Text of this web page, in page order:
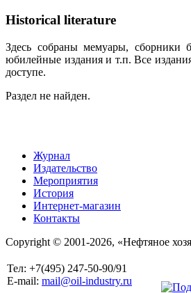
Historical literature
Здесь собраны мемуары, сборники
юбилейные издания и т.п. Все
доступе.
Раздел не найден.
Журнал
Издательство
Мероприятия
История
Интернет-магазин
Контакты
Copyright © 2001-2026, «Нефтяное
Тел: +7(495) 247-50-90/91
E-mail: mail@oil-industry.ru